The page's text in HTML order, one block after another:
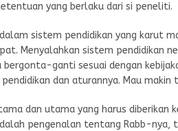
yang berlaku dari si peneliti.
sistem pendidikan yang karut
Menyalahkan sistem pendidikan
ganti sesuai dengan
dan aturannya. Mau makin
dan utama yang harus diberikan
pengenalan tentang Rabb-